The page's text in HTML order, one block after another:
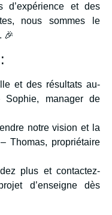
d’expérience et des
nous sommes le
🎉
et des résultats au-
manager de
notre vision et la
Thomas, propriétaire
plus et contactez-
d’enseigne dès